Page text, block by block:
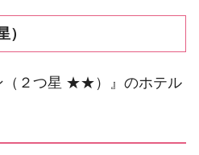
）
（２つ星 ★★）』のホテル